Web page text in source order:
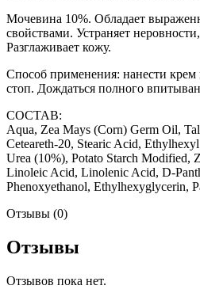
Мочевина 10%. Обладает
свойствами. Устраняет
Разглаживает кожу.
Способ применения: нанести
стоп. Дождаться полного
СОСТАВ:
Aqua, Zea Mays (Corn) Germ Oil,
Ceteareth-20, Stearic Acid,
Urea (10%), Potato Starch Modified,
Linoleic Acid, Linolenic Acid, D-
Phenoxyethanol, Ethylhexyglycerin,
Отзывы (0)
Отзывы
Отзывов пока нет.